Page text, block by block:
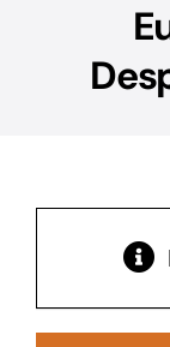
Linhas de
Acesso à